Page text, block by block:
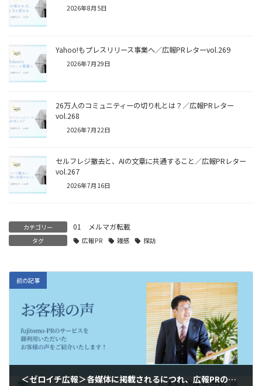
2026年8月5日
Yahoo!もプレスリリース事業へ／広報PRレターvol.269
2026年7月29日
26万人のコミュニティーの切り札とは？／広報PRレター
vol.268
2026年7月22日
セルフレジ撤去と、AIの文章に共通すること／広報PRレター
vol.267
2026年7月16日
カテゴリー 01 メルマガ転載
タグ 広報PR 雑感 探訪
前の記事
＜ゼロイチ広報＞各媒体に掲載されるにつれ、広報PRの重要性に気づき出しました